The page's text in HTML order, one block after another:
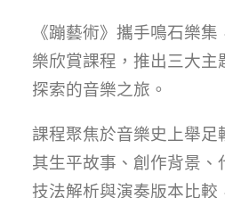
《蹦藝術》攜手鳴石樂
樂欣賞課程，推出三大主
探索的音樂之旅。
課程聚焦於音樂史上舉足
其生平故事、創作背景、
技法解析與演奏版本比較